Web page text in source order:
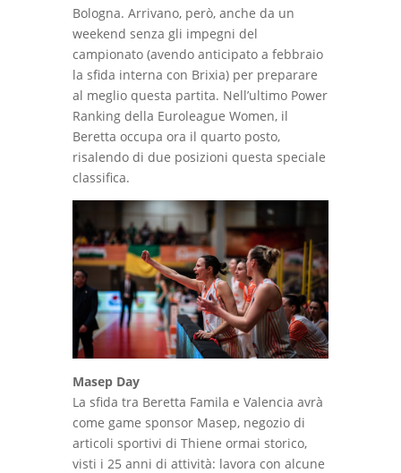
Bologna. Arrivano, però, anche da un
weekend senza gli impegni del
campionato (avendo anticipato a febbraio
la sfida interna con Brixia) per preparare
al meglio questa partita. Nell’ultimo Power
Ranking della Euroleague Women, il
Beretta occupa ora il quarto posto,
risalendo di due posizioni questa speciale
classifica.
Masep Day
La sfida tra Beretta Famila e Valencia avrà
come game sponsor Masep, negozio di
articoli sportivi di Thiene ormai storico,
visti i 25 anni di attività: lavora con alcune